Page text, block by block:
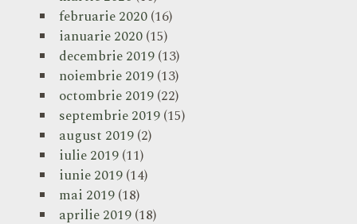
februarie 2020(16)
ianuarie 2020(15)
decembrie 2019(13)
noiembrie 2019(13)
octombrie 2019(22)
septembrie 2019(15)
august 2019(2)
iulie 2019(11)
iunie 2019(14)
mai 2019(18)
aprilie 2019(18)